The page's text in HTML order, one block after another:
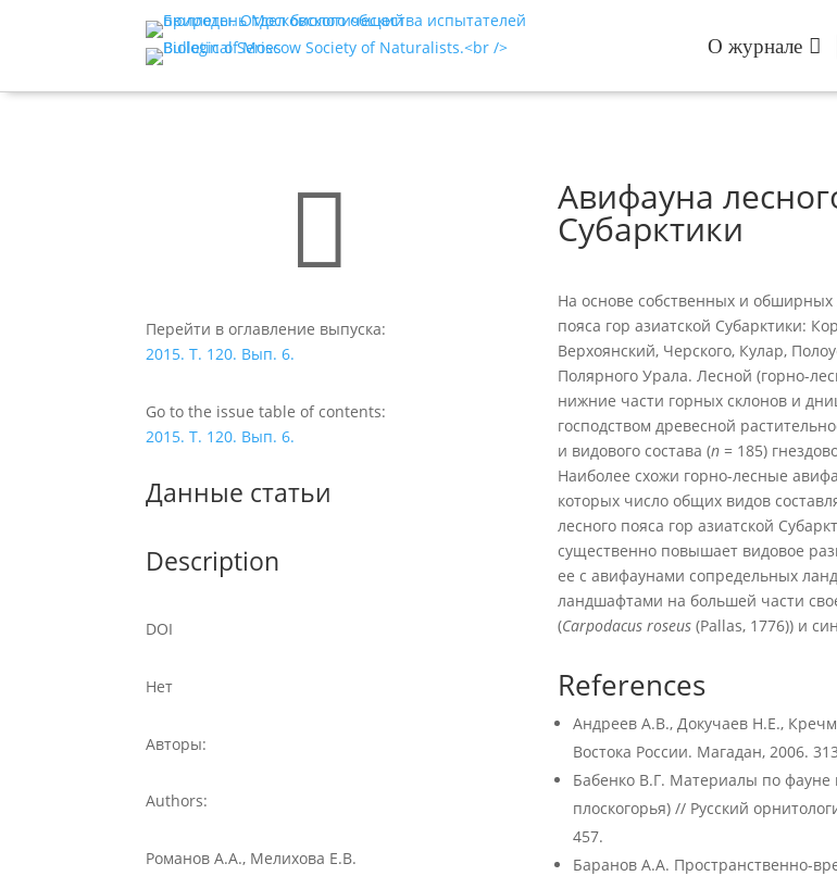
О журнале

Перейти в оглавление выпуска:
2015. Т. 120. Вып. 6.
Go to the issue table of contents:
2015. Т. 120. Вып. 6.
Данные статьи
Description
DOI
Нет
Авторы:
Authors:
Романов А.А., Мелихова Е.В.
Авифауна
Субарктики
На основе собственных и
пояса гор азиатской Субарктики:
Верхоянский, Черского, Кулар,
Полярного Урала. Лесной (горно-
нижние части горных склонов и
господством древесной
и видового состава (n= 185)
Наиболее схожи горно-лесные
которых число общих видов
лесного пояса гор азиатской
существенно повышает видовое
ее с авифаунами сопредельных
ландшафтами на большей части
(Carpodacus roseus(Pallas, 1776)) и
References
Андреев А.В., Докучаев Н.Е.,
Востока России. Магадан, 2006.
Бабенко В.Г. Материалы по
плоскогорья) // Русский
457.
Баранов А.А. Пространственно-